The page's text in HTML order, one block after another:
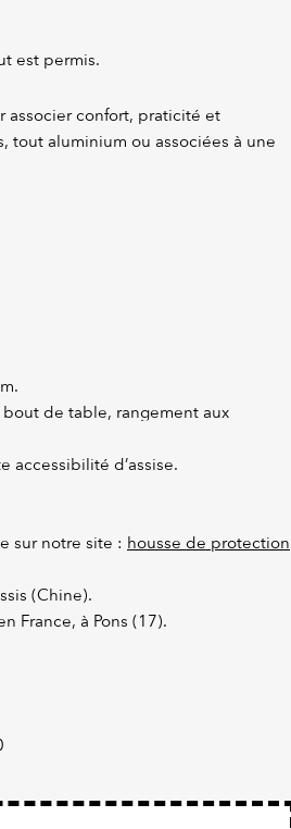
est permis.
associer confort, praticité et
tout aluminium ou associées à une
bout de table, rangement aux
accessibilité d’assise.
sur notre site : housse de protection
(Chine).
France, à Pons (17).